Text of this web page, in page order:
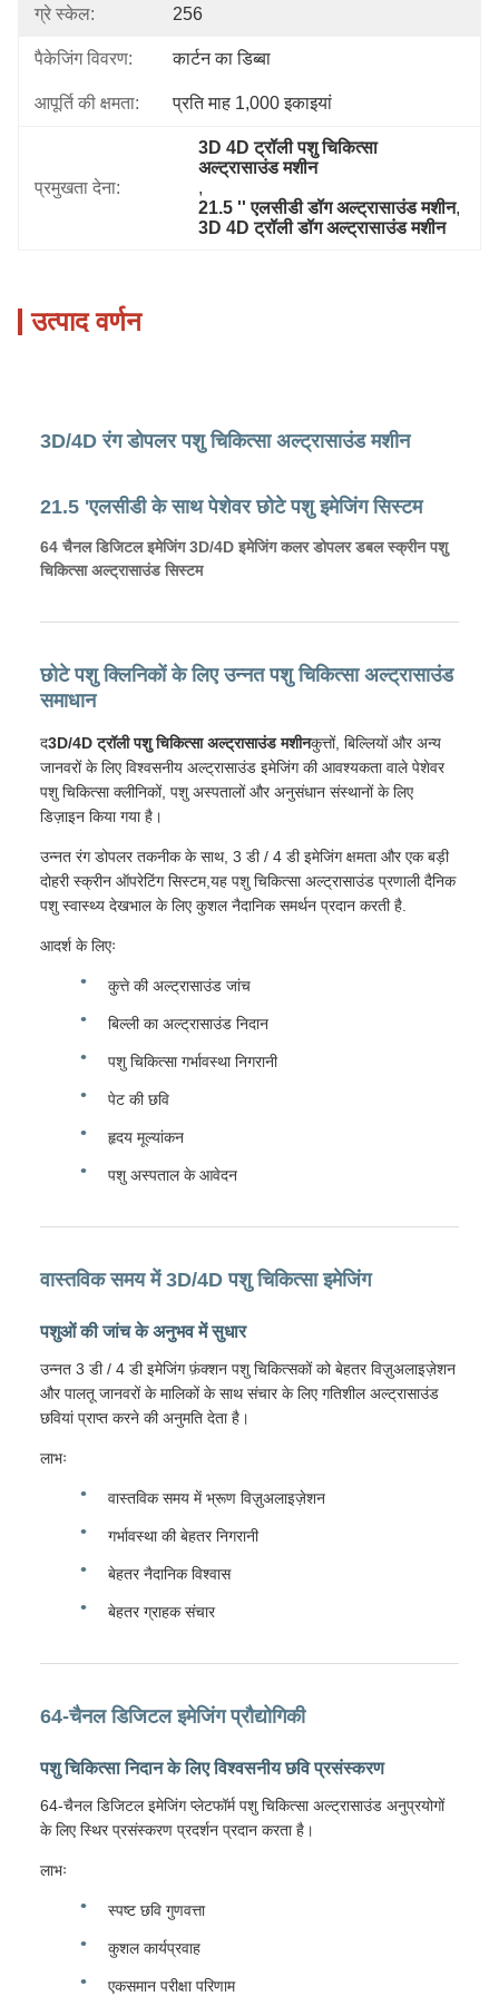
ग्रे स्केल: 256
पैकेजिंग विवरण: कार्टन का डिब्बा
आपूर्ति की क्षमता: प्रति माह 1,000 इकाइयां
प्रमुखता देना:
3D 4D ट्रॉली पशु चिकित्सा
अल्ट्रासाउंड मशीन
,
21.5 '' एलसीडी डॉग अल्ट्रासाउंड मशीन
3D 4D ट्रॉली डॉग अल्ट्रासाउंड मशीन
उत्पाद वर्णन
3D/4D रंग डोपलर पशु चिकित्सा अल्ट्रासाउंड मशीन
21.5 'एलसीडी के साथ पेशेवर छोटे पशु इमेजिंग सिस्टम
64 चैनल डिजिटल इमेजिंग 3D/4D इमेजिंग कलर डोपलर डबल स्क्रीन पशु
चिकित्सा अल्ट्रासाउंड सिस्टम
छोटे पशु क्लिनिकों के लिए उन्नत पशु चिकित्सा अल्ट्रासाउंड
समाधान
द3D/4D ट्रॉली पशु चिकित्सा अल्ट्रासाउंड मशीनकुत्तों, बिल्लियों और अन्य
जानवरों के लिए विश्वसनीय अल्ट्रासाउंड इमेजिंग की आवश्यकता वाले पेशेवर
पशु चिकित्सा क्लीनिकों, पशु अस्पतालों और अनुसंधान संस्थानों के लिए
डिज़ाइन किया गया है।
उन्नत रंग डोपलर तकनीक के साथ, 3 डी / 4 डी इमेजिंग क्षमता और एक बड़ी
दोहरी स्क्रीन ऑपरेटिंग सिस्टम,यह पशु चिकित्सा अल्ट्रासाउंड प्रणाली दैनिक
पशु स्वास्थ्य देखभाल के लिए कुशल नैदानिक समर्थन प्रदान करती है.
आदर्श के लिएः
कुत्ते की अल्ट्रासाउंड जांच
बिल्ली का अल्ट्रासाउंड निदान
पशु चिकित्सा गर्भावस्था निगरानी
पेट की छवि
हृदय मूल्यांकन
पशु अस्पताल के आवेदन
वास्तविक समय में 3D/4D पशु चिकित्सा इमेजिंग
पशुओं की जांच के अनुभव में सुधार
उन्नत 3 डी / 4 डी इमेजिंग फ़ंक्शन पशु चिकित्सकों को बेहतर विज़ुअलाइज़ेशन
और पालतू जानवरों के मालिकों के साथ संचार के लिए गतिशील अल्ट्रासाउंड
छवियां प्राप्त करने की अनुमति देता है।
लाभः
वास्तविक समय में भ्रूण विज़ुअलाइज़ेशन
गर्भावस्था की बेहतर निगरानी
बेहतर नैदानिक विश्वास
बेहतर ग्राहक संचार
64-चैनल डिजिटल इमेजिंग प्रौद्योगिकी
पशु चिकित्सा निदान के लिए विश्वसनीय छवि प्रसंस्करण
64-चैनल डिजिटल इमेजिंग प्लेटफॉर्म पशु चिकित्सा अल्ट्रासाउंड अनुप्रयोगों
के लिए स्थिर प्रसंस्करण प्रदर्शन प्रदान करता है।
लाभः
स्पष्ट छवि गुणवत्ता
कुशल कार्यप्रवाह
एकसमान परीक्षा परिणाम